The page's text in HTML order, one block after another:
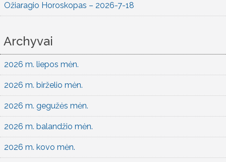
Ožiaragio Horoskopas – 2026-7-18
Archyvai
2026 m. liepos mėn.
2026 m. birželio mėn.
2026 m. gegužės mėn.
2026 m. balandžio mėn.
2026 m. kovo mėn.